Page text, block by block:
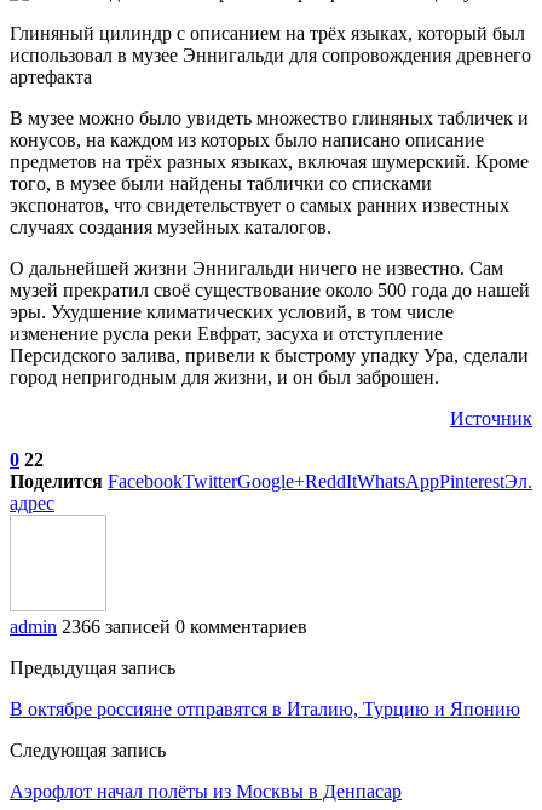
Глиняный цилиндр с описанием на трёх языках, который был
использовал в музее Эннигальди для сопровождения древнего
артефакта
В музее можно было увидеть множество глиняных табличек и
конусов, на каждом из которых было написано описание
предметов на трёх разных языках, включая шумерский. Кроме
того, в музее были найдены таблички со списками
экспонатов, что свидетельствует о самых ранних известных
случаях создания музейных каталогов.
О дальнейшей жизни Эннигальди ничего не известно. Сам
музей прекратил своё существование около 500 года до нашей
эры. Ухудшение климатических условий, в том числе
изменение русла реки Евфрат, засуха и отступление
Персидского залива, привели к быстрому упадку Ура, сделали
город непригодным для жизни, и он был заброшен.
Источник
0 22
Поделится FacebookTwitterGoogle+ReddItWhatsAppPinterestЭл.
адрес
admin 2366 записей 0 комментариев
Предыдущая запись
В октябре россияне отправятся в Италию, Турцию и Японию
Следующая запись
Аэрофлот начал полёты из Москвы в Денпасар